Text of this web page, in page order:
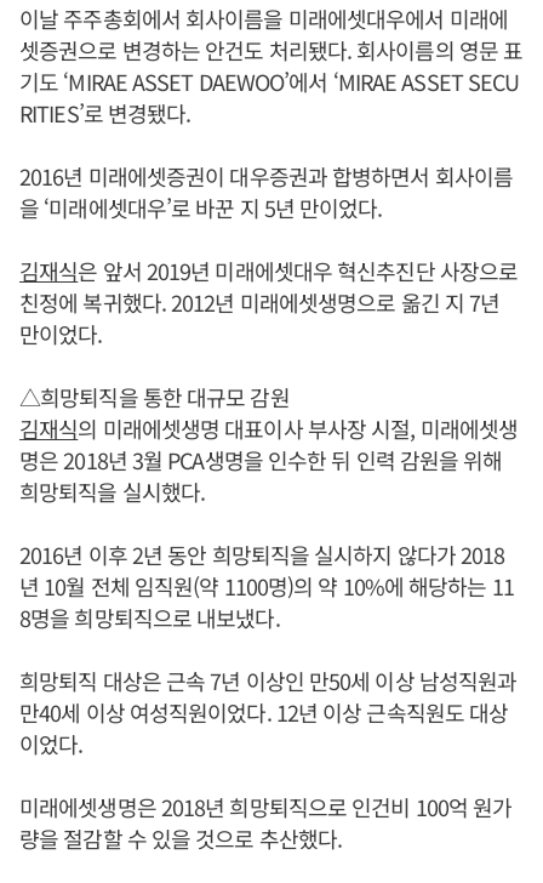
이날 주주총회에서 회사이름을 미래에셋대우에서 미래에
셋증권으로 변경하는 안건도 처리됐다. 회사이름의 영문 표
기도 ‘MIRAE ASSET DAEWOO’에서 ‘MIRAE ASSET SECU
RITIES’로 변경됐다.
2016년 미래에셋증권이 대우증권과 합병하면서 회사이름
을 ‘미래에셋대우’로 바꾼 지 5년 만이었다.
김재식은 앞서 2019년 미래에셋대우 혁신추진단 사장으로
친정에 복귀했다. 2012년 미래에셋생명으로 옮긴 지 7년
만이었다.
△희망퇴직을 통한 대규모 감원
김재식의 미래에셋생명 대표이사 부사장 시절, 미래에셋생
명은 2018년 3월 PCA생명을 인수한 뒤 인력 감원을 위해
희망퇴직을 실시했다.
2016년 이후 2년 동안 희망퇴직을 실시하지 않다가 2018
년 10월 전체 임직원(약 1100명)의 약 10%에 해당하는 11
8명을 희망퇴직으로 내보냈다.
희망퇴직 대상은 근속 7년 이상인 만50세 이상 남성직원과
만40세 이상 여성직원이었다. 12년 이상 근속직원도 대상
이었다.
미래에셋생명은 2018년 희망퇴직으로 인건비 100억 원가
량을 절감할 수 있을 것으로 추산했다.